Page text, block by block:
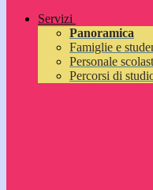
Servizi
Panoramica
Famiglie e
Personale
Percorsi di